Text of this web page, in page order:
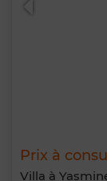
Prix à
Villa à